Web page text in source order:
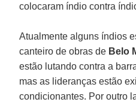
colocaram índio contra
Atualmente alguns índios
canteiro de obras de Belo
estão lutando contra a
mas as lideranças estão
condicionantes. Por outro